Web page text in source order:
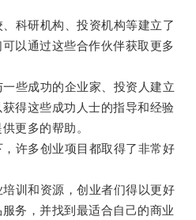
研机构、投资机构等建立了
以通过这些合作伙伴获取更多
成功的企业家、投资人建立
得这些成功人士的指导和经验
更多的帮助。
许多创业项目都取得了非常好
训和资源，创业者们得以更好
务，并找到最适合自己的商业